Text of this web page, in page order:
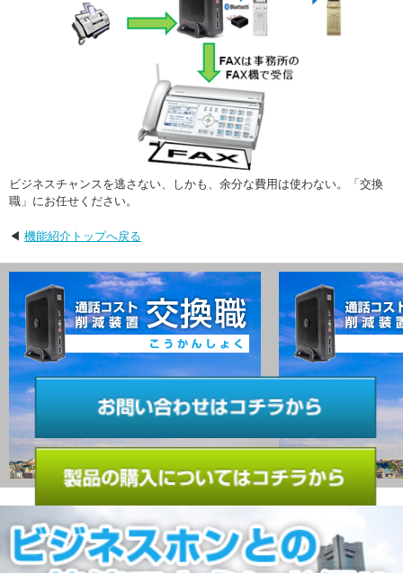
ビジネスチャンスを逃さない、しかも、余分な費用は使わない。「交換
職」にお任せください。
◀ 機能紹介トップへ戻る